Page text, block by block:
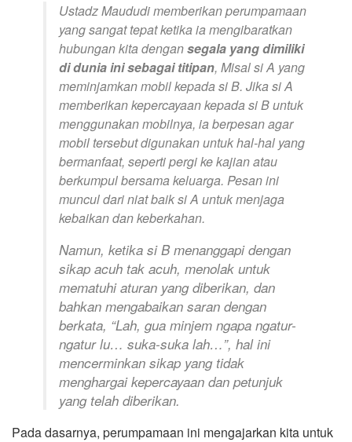
Ustadz Maududi memberikan perumpamaan
yang sangat tepat ketika ia mengibaratkan
hubungan kita dengansegala yang dimiliki
di dunia ini sebagai titipan, Misal si A yang
meminjamkan mobil kepada si B. Jika si A
memberikan kepercayaan kepada si B untuk
menggunakan mobilnya, ia berpesan agar
mobil tersebut digunakan untuk hal-hal yang
bermanfaat, seperti pergi ke kajian atau
berkumpul bersama keluarga. Pesan ini
muncul dari niat baik si A untuk menjaga
kebaikan dan keberkahan.
Namun, ketika si B menanggapi dengan
sikap acuh tak acuh, menolak untuk
mematuhi aturan yang diberikan, dan
bahkan mengabaikan saran dengan
berkata, “Lah, gua minjem ngapa ngatur-
ngatur lu… suka-suka lah…”, hal ini
mencerminkan sikap yang tidak
menghargai kepercayaan dan petunjuk
yang telah diberikan.
Pada dasarnya, perumpamaan ini mengajarkan kita untuk